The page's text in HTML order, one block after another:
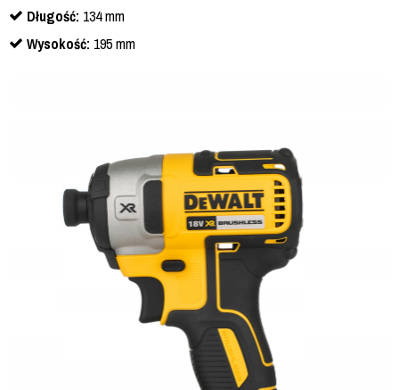
Długość: 134 mm
Wysokość: 195 mm